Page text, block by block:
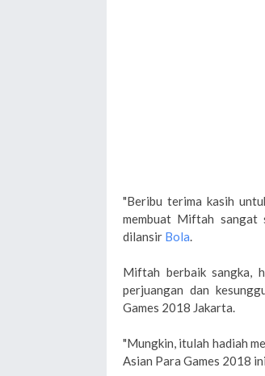
"Beribu terima kasih
membuat Miftah sangat
dilansir Bola
Miftah berbaik sangka,
perjuangan dan
Games 2018 Jakarta.
"Mungkin, itulah hadiah
Asian Para Games 2018